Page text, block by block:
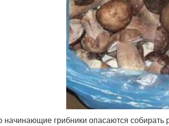
начинающие грибники опасаются